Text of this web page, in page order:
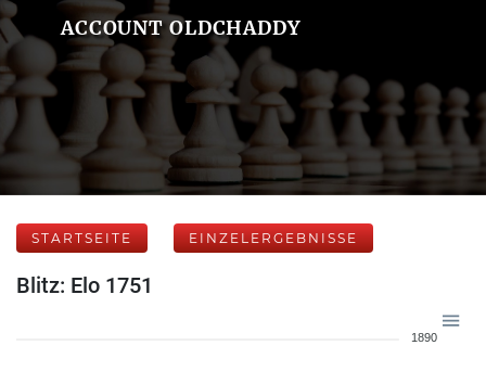
ACCOUNT OLDCHADDY
STARTSEITE EINZELERGEBNISSE
Blitz: Elo 1751
1890